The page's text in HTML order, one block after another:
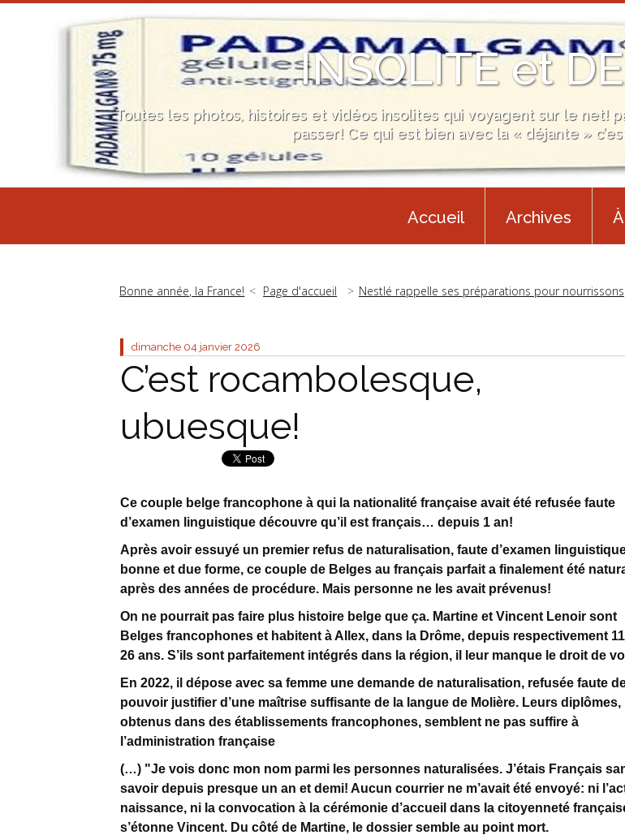
INSOLITE et
Toutes les photos, histoires et vidéos insolites qui voyagent sur le net!
passer! Ce qui est bien avec la « déjante »
Accueil Archives
Bonne année, la France! Page d'accueil Nestlé rappelle ses préparations pour nourrissons
dimanche 04 janvier 2026
C’est rocambolesque,
ubuesque!
Ce couple belge francophone à qui la nationalité française avait été refusée faute
d’examen linguistique découvre qu’il est français… depuis 1 an!
Après avoir essuyé un premier refus de naturalisation, faute d’examen
bonne et due forme, ce couple de Belges au français parfait a finalement été
après des années de procédure. Mais personne ne les avait prévenus!
On ne pourrait pas faire plus histoire belge que ça. Martine et Vincent Lenoir sont
Belges francophones et habitent à Allex, dans la Drôme, depuis respectivement
26 ans. S’ils sont parfaitement intégrés dans la région, il leur manque le droit de
En 2022, il dépose avec sa femme une demande de naturalisation, refusée faute
pouvoir justifier d’une maîtrise suffisante de la langue de Molière. Leurs diplômes,
obtenus dans des établissements francophones, semblent ne pas suffire à
l’administration française
(…) "Je vois donc mon nom parmi les personnes naturalisées. J’étais Français
savoir depuis presque un an et demi! Aucun courrier ne m’avait été envoyé: ni
naissance, ni la convocation à la cérémonie d’accueil dans la citoyenneté
s’étonne Vincent. Du côté de Martine, le dossier semble au point mort.